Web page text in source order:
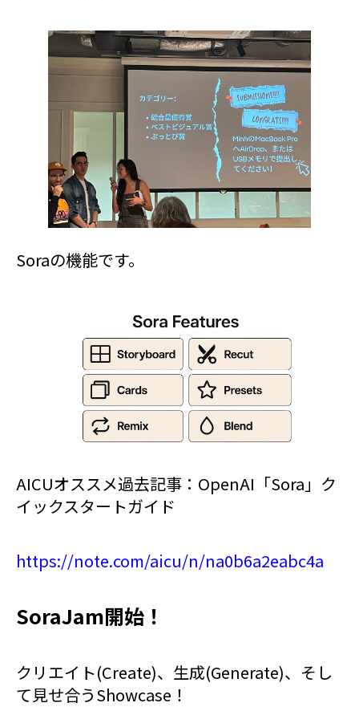
Soraの機能です。
AICUオススメ過去記事：OpenAI「Sora」ク
イックスタートガイド
https://note.com/aicu/n/na0b6a2eabc4a
SoraJam開始！
クリエイト(Create)、生成(Generate)、そし
て見せ合うShowcase！